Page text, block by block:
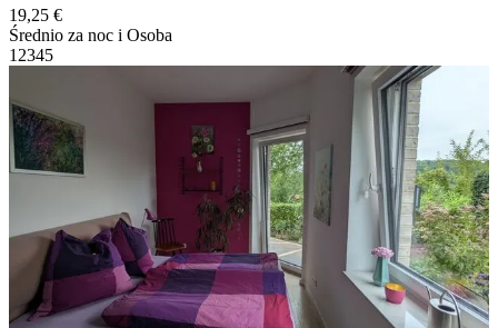
19,25 €
Średnio za noc i Osoba
1 2345